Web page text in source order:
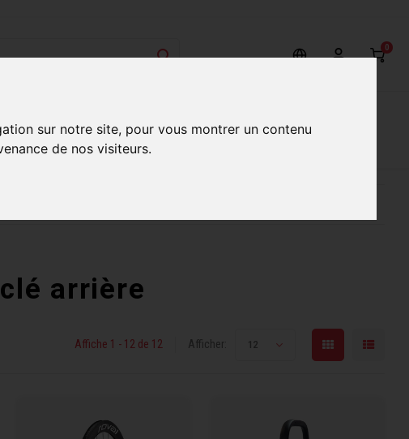
sur notre site, pour vous montrer un contenu
de nos visiteurs.
0
arrière
Affiche 1 - 12 de 12 Afficher: 12